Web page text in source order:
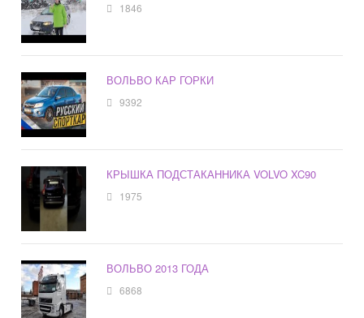
1846
ВОЛЬВО КАР ГОРКИ
9392
КРЫШКА ПОДСТАКАННИКА VOLVO XC90
1975
ВОЛЬВО 2013 ГОДА
6868